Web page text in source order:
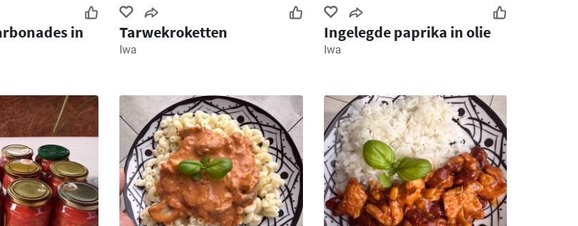
in
Tarwekroketten
Iwa
Ingelegde paprika in olie
Iwa